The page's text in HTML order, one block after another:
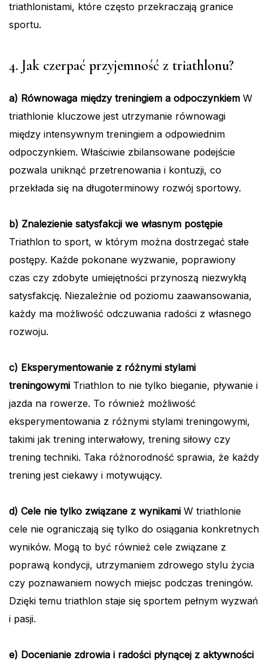
triathlonistami, które często przekraczają granice
sportu.
4. Jak czerpać przyjemność z triathlonu?
a) Równowaga między treningiem a odpoczynkiem W
triathlonie kluczowe jest utrzymanie równowagi
między intensywnym treningiem a odpowiednim
odpoczynkiem. Właściwie zbilansowane podejście
pozwala uniknąć przetrenowania i kontuzji, co
przekłada się na długoterminowy rozwój sportowy.
b) Znalezienie satysfakcji we własnym postępie
Triathlon to sport, w którym można dostrzegać stałe
postępy. Każde pokonane wyzwanie, poprawiony
czas czy zdobyte umiejętności przynoszą niezwykłą
satysfakcję. Niezależnie od poziomu zaawansowania,
każdy ma możliwość odczuwania radości z własnego
rozwoju.
c) Eksperymentowanie z różnymi stylami
treningowymi Triathlon to nie tylko bieganie, pływanie i
jazda na rowerze. To również możliwość
eksperymentowania z różnymi stylami treningowymi,
takimi jak trening interwałowy, trening siłowy czy
trening techniki. Taka różnorodność sprawia, że każdy
trening jest ciekawy i motywujący.
d) Cele nie tylko związane z wynikami W triathlonie
cele nie ograniczają się tylko do osiągania konkretnych
wyników. Mogą to być również cele związane z
poprawą kondycji, utrzymaniem zdrowego stylu życia
czy poznawaniem nowych miejsc podczas treningów.
Dzięki temu triathlon staje się sportem pełnym wyzwań
i pasji.
e) Docenianie zdrowia i radości płynącej z aktywności